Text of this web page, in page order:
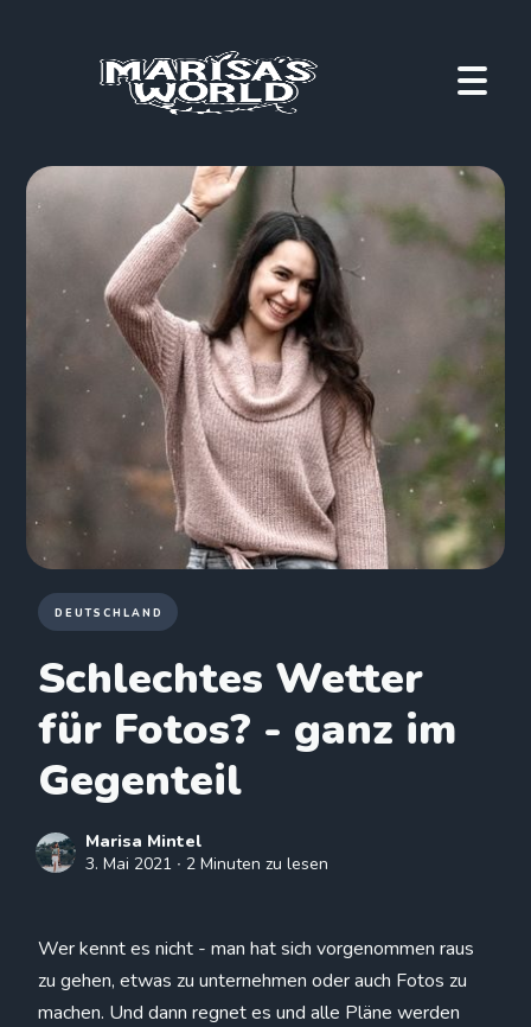
DEUTSCHLAND
Schlechtes Wetter
für Fotos? - ganz im
Gegenteil
Marisa Mintel
3. Mai 2021 ∙ 2 Minuten zu lesen
Wer kennt es nicht - man hat sich vorgenommen raus
zu gehen, etwas zu unternehmen oder auch Fotos zu
machen. Und dann regnet es und alle Pläne werden